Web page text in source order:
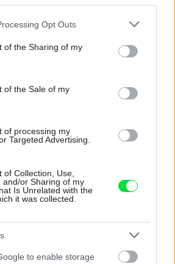
app uses one or more Google
or usage behaviour. You may click to
to Google and its third-party tags to
specified purposes in below Google
Opt Outs
of the Sharing of my
of the Sale of my
of processing my
Targeted Advertising.
of Collection, Use,
and/or Sharing of my
Is Unrelated with the
it was collected.
to enable storage
Urob si sám
budúcnosti vykurovať
ASB.sk